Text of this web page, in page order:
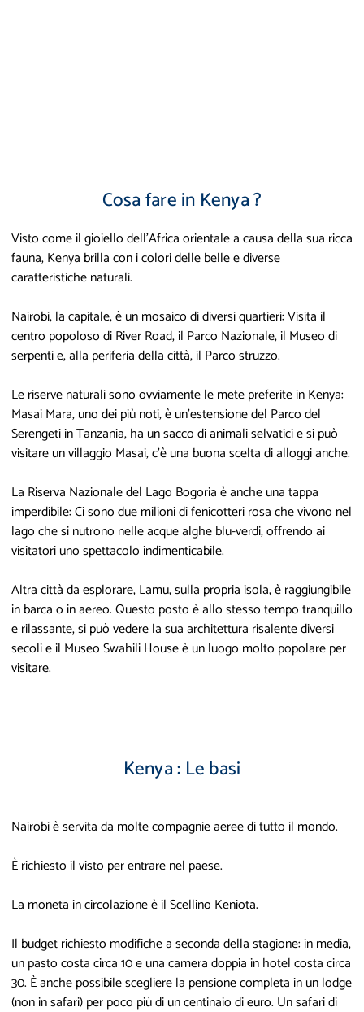
Cosa fare in Kenya ?
Visto come il gioiello dell'Africa orientale a causa della sua ricca
fauna, Kenya brilla con i colori delle belle e diverse
caratteristiche naturali.
Nairobi, la capitale, è un mosaico di diversi quartieri: Visita il
centro popoloso di River Road, il Parco Nazionale, il Museo di
serpenti e, alla periferia della città, il Parco struzzo.
Le riserve naturali sono ovviamente le mete preferite in Kenya:
Masai Mara, uno dei più noti, è un'estensione del Parco del
Serengeti in Tanzania, ha un sacco di animali selvatici e si può
visitare un villaggio Masai, c'è una buona scelta di alloggi anche.
La Riserva Nazionale del Lago Bogoria è anche una tappa
imperdibile: Ci sono due milioni di fenicotteri rosa che vivono nel
lago che si nutrono nelle acque alghe blu-verdi, offrendo ai
visitatori uno spettacolo indimenticabile.
Altra città da esplorare, Lamu, sulla propria isola, è raggiungibile
in barca o in aereo. Questo posto è allo stesso tempo tranquillo
e rilassante, si può vedere la sua architettura risalente diversi
secoli e il Museo Swahili House è un luogo molto popolare per
visitare.
Kenya : Le basi
Nairobi è servita da molte compagnie aeree di tutto il mondo.
È richiesto il visto per entrare nel paese.
La moneta in circolazione è il Scellino Keniota.
Il budget richiesto modifiche a seconda della stagione: in media,
un pasto costa circa 10 e una camera doppia in hotel costa circa
30. È anche possibile scegliere la pensione completa in un lodge
(non in safari) per poco più di un centinaio di euro. Un safari di